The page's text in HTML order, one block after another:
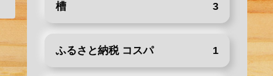
槽
3
ふるさと納税 コスパ 1